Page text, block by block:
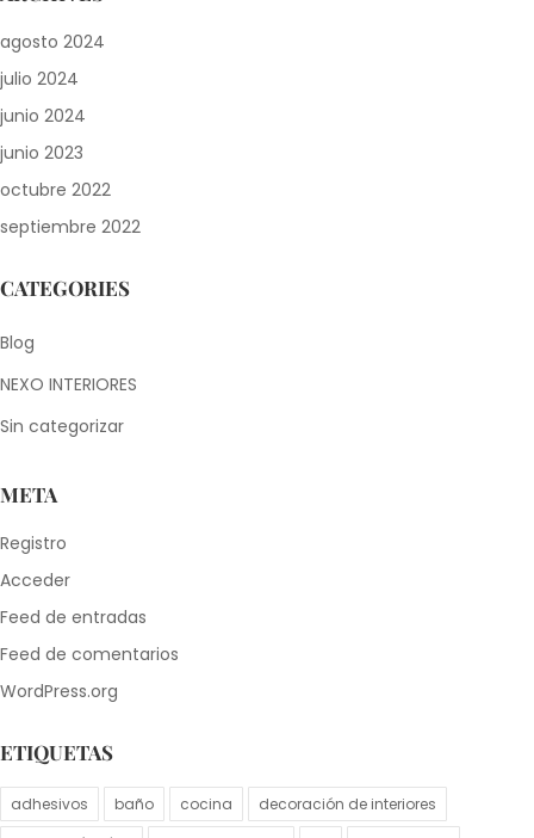
agosto 2024
julio 2024
junio 2024
junio 2023
octubre 2022
septiembre 2022
CATEGORIES
Blog
NEXO INTERIORES
Sin categorizar
META
Registro
Acceder
Feed de entradas
Feed de comentarios
WordPress.org
ETIQUETAS
adhesivos baño cocina
decoración de interiores